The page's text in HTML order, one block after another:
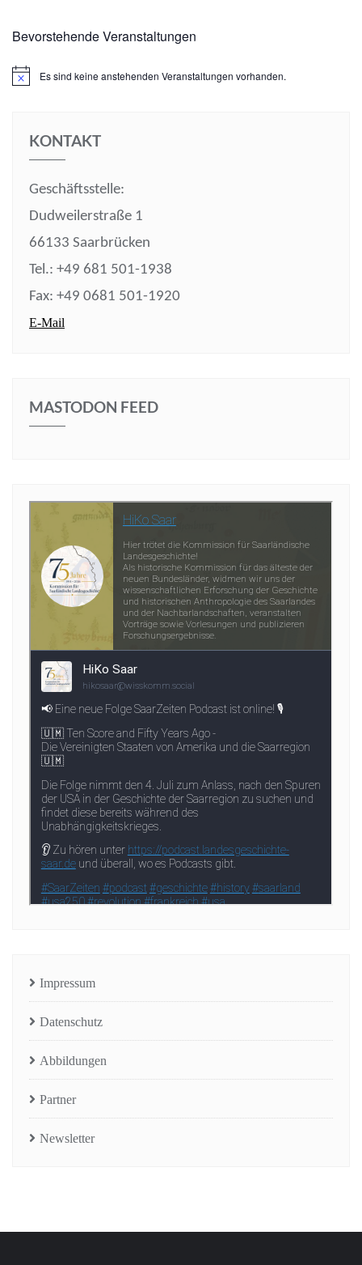
Bevorstehende Veranstaltungen
HinweisEs sind keine anstehenden Veranstaltungen vorhanden.
KONTAKT
Geschäftsstelle:
Dudweilerstraße 1
66133 Saarbrücken
Tel.: +49 681 501-1938
Fax: +49 0681 501-1920
E-Mail
MASTODON FEED
Impressum
Datenschutz
Abbildungen
Partner
Newsletter